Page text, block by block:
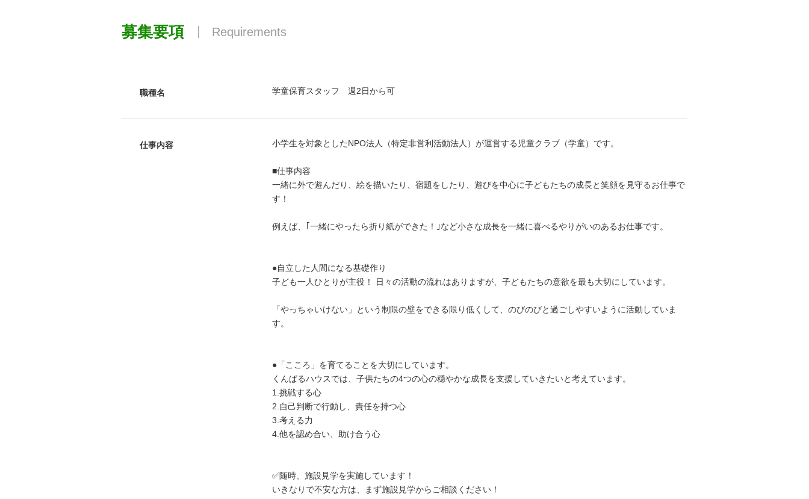
募集要項 Requirements
職種名 学童保育スタッフ 週2日から可
仕事内容 小学生を対象としたNPO法人（特定非営利活動法人）が運営する児童クラブ（学童）です。
■仕事内容
一緒に外で遊んだり、絵を描いたり、宿題をしたり、遊びを中心に子どもたちの成長と笑顔を見守るお仕事で
す！
例えば、｢一緒にやったら折り紙ができた！｣など小さな成長を一緒に喜べるやりがいのあるお仕事です。
●自立した人間になる基礎作り
子ども一人ひとりが主役！ 日々の活動の流れはありますが、子どもたちの意欲を最も大切にしています。
「やっちゃいけない」という制限の壁をできる限り低くして、のびのびと過ごしやすいように活動していま
す。
●「こころ」を育てることを大切にしています。
くんぱるハウスでは、子供たちの4つの心の穏やかな成長を支援していきたいと考えています。
1.挑戦する心
2.自己判断で行動し、責任を持つ心
3.考える力
4.他を認め合い、助け合う心
✅随時、施設見学を実施しています！
いきなりで不安な方は、まず施設見学からご相談ください！